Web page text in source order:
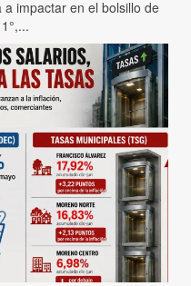
impactar en el bolsillo de